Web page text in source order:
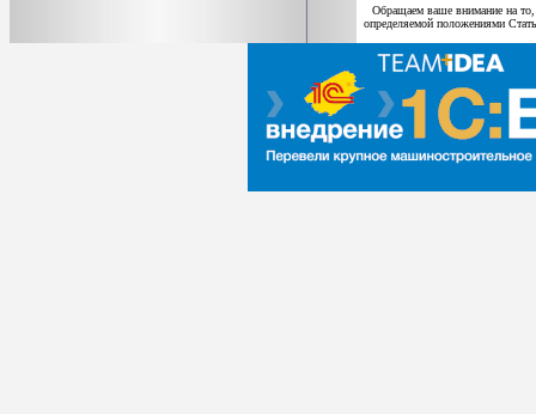
Обращаем ваше внимание на то,
определяемой положениями